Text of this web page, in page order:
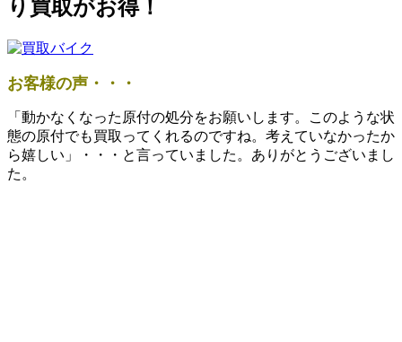
り買取がお得！
お客様の声・・・
「動かなくなった原付の処分をお願いします。このような状
態の原付でも買取ってくれるのですね。考えていなかったか
ら嬉しい」・・・と言っていました。ありがとうございまし
た。